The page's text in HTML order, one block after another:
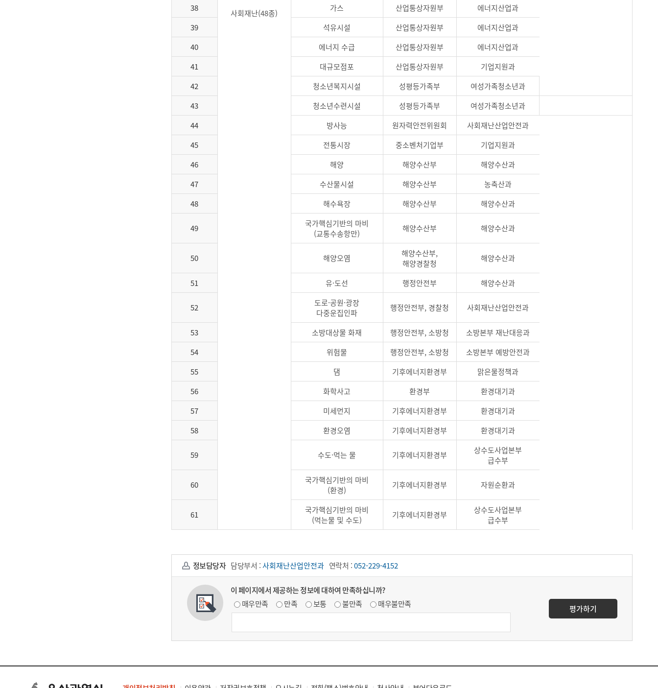
사회재난(48종)
38
가스 산업통상자원부
에너지산업과
39
석유시설 산업통상자원부
에너지산업과
40
에너지 수급 산업통상자원부
에너지산업과
41
대규모점포 산업통상자원부
기업지원과
42
청소년복지시설 성평등가족부
여성가족청소년과
43
청소년수련시설 성평등가족부
여성가족청소년과
44
방사능 원자력안전위원회
사회재난산업안전과
45
전통시장 중소벤처기업부
기업지원과
46
해양 해양수산부
해양수산과
47
수산물시설 해양수산부
농축산과
48
해수욕장 해양수산부 해양수산과
49
국가핵심기반의 마비
(교통수송항만)
해양수산부 해양수산과
50 해양오염
해양수산부,
해양경찰청
해양수산과
51 유·도선 행정안전부 해양수산과
52
도로·공원·광장
다중운집인파
행정안전부, 경찰청 사회재난산업안전과
53 소방대상물 화재 행정안전부, 소방청
소방본부 재난대응과
54
위험물 행정안전부, 소방청
소방본부 예방안전과
55
댐 기후에너지환경부
맑은물정책과
56
화학사고 환경부
환경대기과
57
미세먼지 기후에너지환경부
환경대기과
58
환경오염 기후에너지환경부 환경대기과
59 수도·먹는 물 기후에너지환경부
상수도사업본부
급수부
60
국가핵심기반의 마비
(환경)
기후에너지환경부 자원순환과
61
국가핵심기반의 마비
(먹는물 및 수도)
기후에너지환경부
상수도사업본부
급수부
정보담당자 담당부서 :사회재난산업안전과 연락처 :052-229-4152
이 페이지에서 제공하는 정보에 대하여 만족하십니까?
매우만족
만족 보통 불만족 매우불만족 평가하기